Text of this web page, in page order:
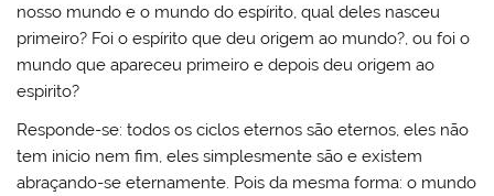
nosso mundo e o mundo do espírito, qual deles nasceu
primeiro? Foi o espírito que deu origem ao mundo?, ou foi o
mundo que apareceu primeiro e depois deu origem ao
espirito?
Responde-se: todos os ciclos eternos são eternos, eles não
tem inicio nem fim, eles simplesmente são e existem
abraçando-se eternamente. Pois da mesma forma: o mundo